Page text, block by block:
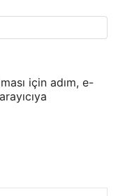
için adım, e-